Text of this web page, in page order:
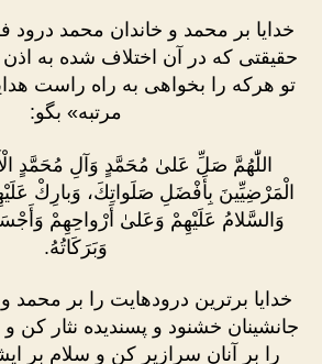
خدایا بر محمد و خاندان محمد
حقیقتى که در آن اختلاف شده به اذن
تو هرکه را بخواهى به راه راست
مرتبه» بگو:
اللّٰهُمَّ صَلِّ عَلىٰ مُحَمَّدٍ وَآلِ مُحَمَّدٍ
الْمَرْضِيِّينَ بِأَفْضَلِ صَلَواتِكَ، وَبارِكْ
وَالسَّلامُ عَلَيْهِمْ وَعَلىٰ أَرْواحِهِمْ
وَبَرَكَاتُهُ.
خدایا برترین درودهایت را بر محمد
جانشینان خشنود و پسندیده نثار کن
را بر آنان سرازیر کن و سلام بر